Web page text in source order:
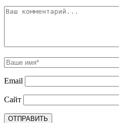
Email
Сайт